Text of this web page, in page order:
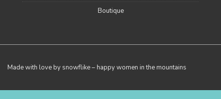
Boutique
Made with love by snowflike – happy women in the mountains